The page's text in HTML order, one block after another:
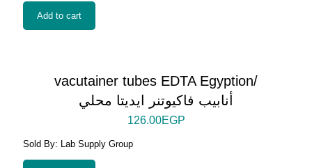
Add to cart
vacutainer tubes EDTA Egyption/
أنابيب فاكيوتنر ايديتا محلي
126.00EGP
Sold By: Lab Supply Group